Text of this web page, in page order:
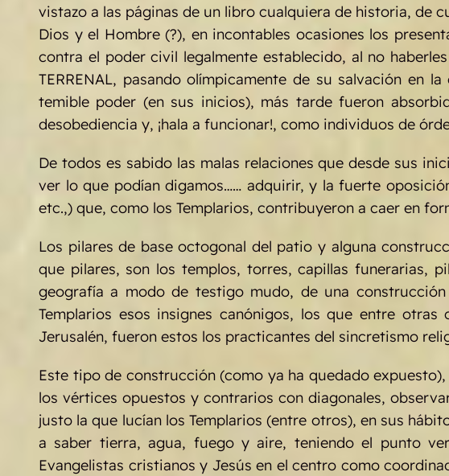
vistazo a las páginas de un libro cualquiera de historia, de
Dios y el Hombre (?), en incontables ocasiones los
contra el poder civil legalmente establecido, al no
TERRENAL, pasando olímpicamente de su salvación en
temible poder (en sus inicios), más tarde fueron
desobediencia y, ¡hala a funcionar!, como individuos de
De todos es sabido las malas relaciones que desde sus
ver lo que podían digamos…… adquirir, y la fuerte
etc.,) que, como los Templarios, contribuyeron a caer en
Los pilares de base octogonal del patio y alguna
que pilares, son los templos, torres, capillas funerarias,
geografía a modo de testigo mudo, de una
Templarios esos insignes canónigos, los que entre
Jerusalén, fueron estos los practicantes del sincretismo
Este tipo de construcción (como ya ha quedado
los vértices opuestos y contrarios con diagonales,
justo la que lucían los Templarios (entre otros), en sus
a saber tierra, agua, fuego y aire, teniendo el punto
Evangelistas cristianos y Jesús en el centro como